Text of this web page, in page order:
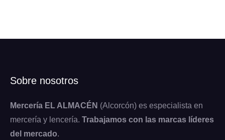
Sobre nosotros
Mercería EL ALMACÉN (Alcorcón) es especialista en
mercería y lencería. Trabajamos con las marcas líderes
del mercado.